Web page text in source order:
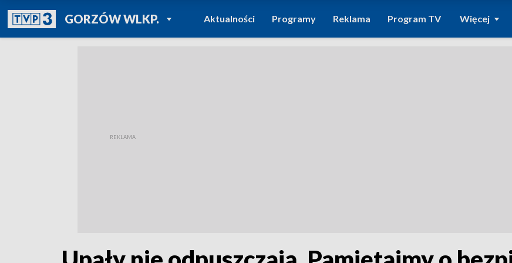
GORZÓW WLKP.POWRÓT DO
TVP REGIONY
Aktualności Programy Reklama Program TV Więcej